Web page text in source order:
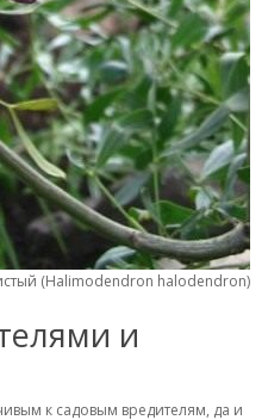
(Halimodendron halodendron).
и
к садовым вредителям, да и